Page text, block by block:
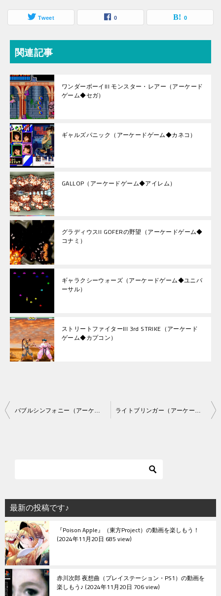
Tweet 0 0
関連記事
ワンダーボーイIII モンスター・レアー（アーケード
ゲーム◆セガ）
ギャルズパニック（アーケードゲーム◆カネコ）
GALLOP（アーケードゲーム◆アイレム）
グラディウスII GOFERの野望（アーケードゲーム◆
コナミ）
ギャラクシーウォーズ（アーケードゲーム◆ユニバ
ーサル）
ストリートファイターIII 3rd STRIKE（アーケード
ゲーム◆カプコン）
投
シ
ョ
ン
最新の投稿です♪
『Poison Apple』（東方Project）の動画を楽しもう！
2024年11月20日 685 view
赤川次郎 夜想曲（プレイステーション・PS1）の動画を
楽しもう♪ 2024年11月20日 706 view